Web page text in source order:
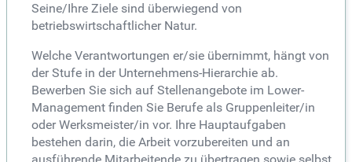
Seine/Ihre Ziele sind überwiegend von
betriebswirtschaftlicher Natur.
Welche Verantwortungen er/sie übernimmt, hängt von
der Stufe in der Unternehmens-Hierarchie ab.
Bewerben Sie sich auf Stellenangebote im Lower-
Management finden Sie Berufe als Gruppenleiter/in
oder Werksmeister/in vor. Ihre Hauptaufgaben
bestehen darin, die Arbeit vorzubereiten und an